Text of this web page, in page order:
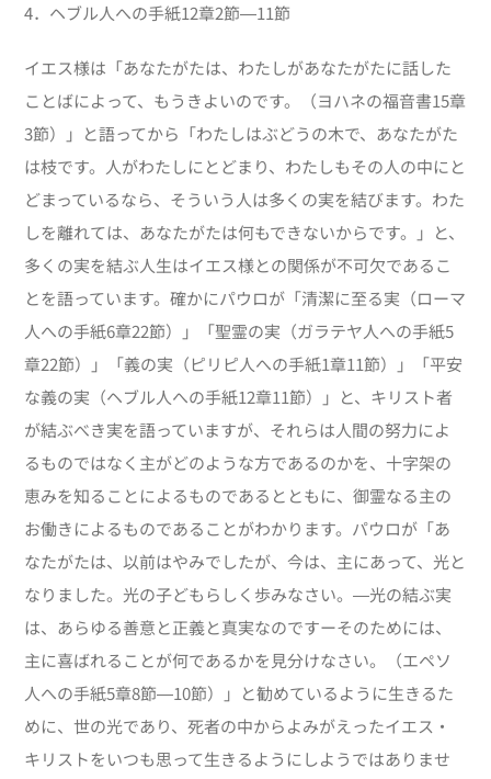
4．ヘブル人への手紙12章2節―11節
イエス様は「あなたがたは、わたしがあなたがたに話した
ことばによって、もうきよいのです。（ヨハネの福音書15章
3節）」と語ってから「わたしはぶどうの木で、あなたがた
は枝です。人がわたしにとどまり、わたしもその人の中にと
どまっているなら、そういう人は多くの実を結びます。わた
しを離れては、あなたがたは何もできないからです。」と、
多くの実を結ぶ人生はイエス様との関係が不可欠であるこ
とを語っています。確かにパウロが「清潔に至る実（ローマ
人への手紙6章22節）」「聖霊の実（ガラテヤ人への手紙5
章22節）」「義の実（ピリピ人への手紙1章11節）」「平安
な義の実（ヘブル人への手紙12章11節）」と、キリスト者
が結ぶべき実を語っていますが、それらは人間の努力によ
るものではなく主がどのような方であるのかを、十字架の
恵みを知ることによるものであるとともに、御霊なる主の
お働きによるものであることがわかります。パウロが「あ
なたがたは、以前はやみでしたが、今は、主にあって、光と
なりました。光の子どもらしく歩みなさい。―光の結ぶ実
は、あらゆる善意と正義と真実なのですーそのためには、
主に喜ばれることが何であるかを見分けなさい。（エペソ
人への手紙5章8節―10節）」と勧めているように生きるた
めに、世の光であり、死者の中からよみがえったイエス・
キリストをいつも思って生きるようにしようではありませ